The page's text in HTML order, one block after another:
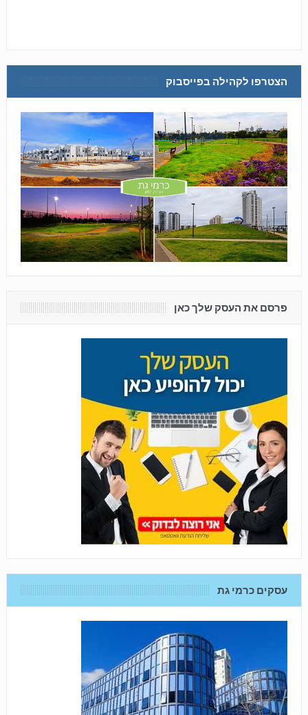
הצטרפו לקהילה בפייסבוק
פרסם את העסק שלך כאן
עסקים כרמי גת